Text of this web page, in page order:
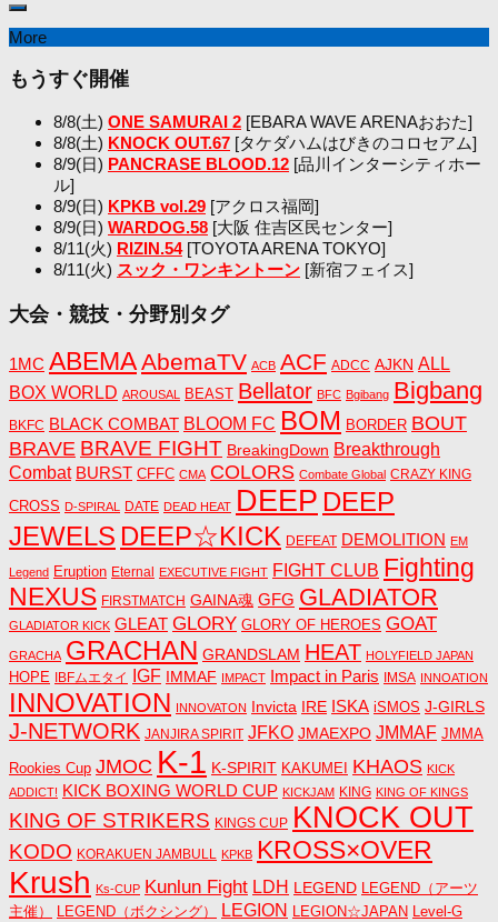
More
もうすぐ開催
8/8(土) ONE SAMURAI 2 [EBARA WAVE ARENAおおた]
8/8(土) KNOCK OUT.67 [タケダハムはびきのコロセアム]
8/9(日) PANCRASE BLOOD.12 [品川インターシティホー
ル]
8/9(日) KPKB vol.29 [アクロス福岡]
8/9(日) WARDOG.58 [大阪 住吉区民センター]
8/11(火) RIZIN.54[TOYOTA ARENA TOKYO]
8/11(火) スック・ワンキントーン [新宿フェイス]
大会・競技・分野別タグ
1MC ABEMAAbemaTV ACB ACF ADCC AJKN ALL
BOX WORLD AROUSAL BEAST Bellator BFC Bgibang Bigbang
BKFC BLACK COMBAT BLOOM FC BOM BORDER BOUT
BRAVE BRAVE FIGHT BreakingDown Breakthrough
Combat BURST CFFC CMA COLORS Combate Global CRAZY KING
CROSS D-SPIRAL DATE DEAD HEAT DEEP DEEP
JEWELS DEEP☆KICK DEFEAT DEMOLITION EM
Legend Eruption Eternal EXECUTIVE FIGHT FIGHT CLUB Fighting
NEXUS FIRSTMATCH GAINA魂 GFG GLADIATOR
GLADIATOR KICK GLEAT GLORY GLORY OF HEROES GOAT
GRACHA GRACHAN GRANDSLAM HEAT HOLYFIELD JAPAN
HOPE IBFムエタイ IGF IMMAF IMPACT Impact in Paris IMSA INNOATION
INNOVATION INNOVATON Invicta IRE ISKA iSMOS J-GIRLS
J-NETWORK JANJIRA SPIRIT JFKO JMAEXPO JMMAF JMMA
Rookies Cup JMOC K-1 K-SPIRIT KAKUMEI KHAOS KICK
ADDICT! KICK BOXING WORLD CUP KICKJAM KING KING OF KINGS
KING OF STRIKERS KINGS CUP KNOCK OUT
KODO KORAKUEN JAMBULL KPKB KROSS×OVER
Krush Ks-CUP Kunlun Fight LDH LEGEND LEGEND（アーツ
主催）
LEGEND（ボクシング） LEGION LEGION☆JAPAN Level-G